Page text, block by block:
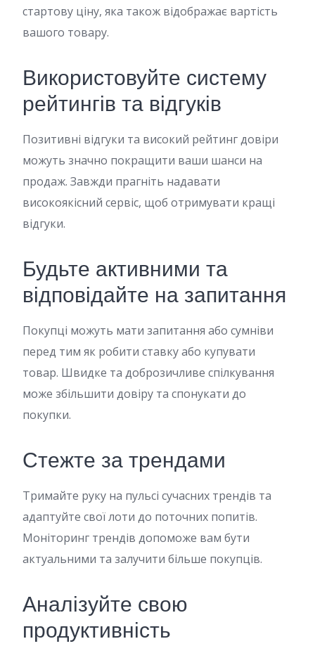
стартову ціну, яка також відображає вартість
вашого товару.
Використовуйте систему
рейтингів та відгуків
Позитивні відгуки та високий рейтинг довіри
можуть значно покращити ваши шанси на
продаж. Завжди прагніть надавати
високоякісний сервіс, щоб отримувати кращі
відгуки.
Будьте активними та
відповідайте на запитання
Покупці можуть мати запитання або сумніви
перед тим як робити ставку або купувати
товар. Швидке та доброзичливе спілкування
може збільшити довіру та спонукати до
покупки.
Стежте за трендами
Тримайте руку на пульсі сучасних трендів та
адаптуйте свої лоти до поточних попитів.
Моніторинг трендів допоможе вам бути
актуальними та залучити більше покупців.
Аналізуйте свою
продуктивність